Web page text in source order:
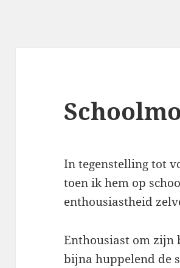
In tegenstelling tot
toen ik hem op
enthousiastheid
Enthousiast om zijn
bijna huppelend de